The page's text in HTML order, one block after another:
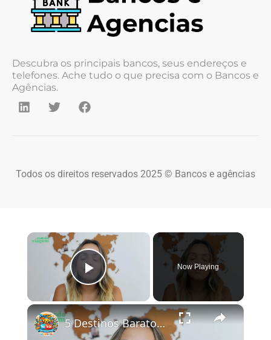
Descubra os principais bancos, seus endereços e
telefones. Ache tudo o que precisa com o Bancos e
Agências.
Todos os direitos reservados 2025 © Bancos e agências
×
Play Video
Now Playing
×
5 Destinos Baratos no Brasil Para Conhecer e Amar! 🇧🇷✨